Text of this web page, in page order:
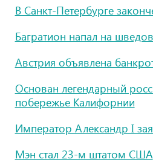
В Санкт-Петербурге
Багратион напал на
Австрия объявлена
Основан легендарный
побережье Калифорнии
Император Александр I
Мэн стал 23-м штатом США